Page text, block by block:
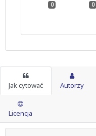
0 0
Jak cytować Autorzy
Licencja